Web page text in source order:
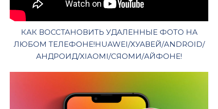
КАК ВОССТАНОВИТЬ УДАЛЕННЫЕ ФОТО НА
ЛЮБОМ ТЕЛЕФОНЕ!HUAWEI/ХУАВЕЙ/ANDROID/
АНДРОИД/XIAOMI/СЯОМИ/АЙФОНЕ!